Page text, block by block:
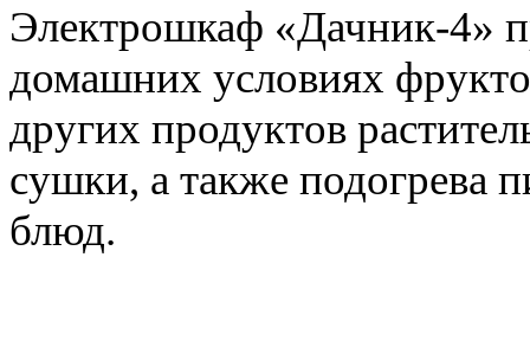
Электрошкаф «Дачник-4»
домашних условиях
других продуктов
сушки, а также подогрева
блюд.